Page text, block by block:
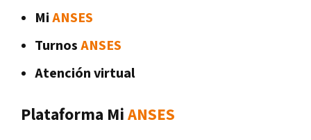
MiANSES
TurnosANSES
Atención virtual
Plataforma Mi ANSES